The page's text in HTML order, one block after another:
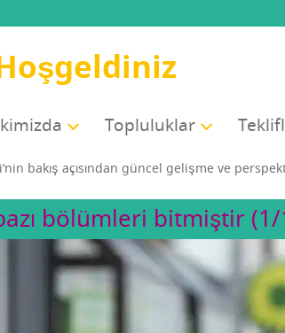
Top­lu­luk­lar
bakış açı­sın­dan gün­cel geliş­me ve
bölümleri bitmiştir (1/